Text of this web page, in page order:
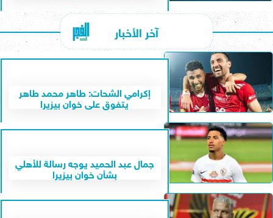
آخر الأخبار
إكرامي الشحات: طاهر محمد طاهر
يتفوق على خوان بيزيرا
جمال عبد الحميد يوجه رسالة للأهلي
بشأن خوان بيزيرا